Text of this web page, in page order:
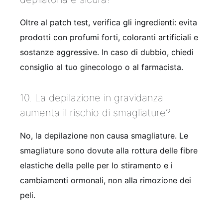
Oltre al patch test, verifica gli ingredienti: evita
prodotti con profumi forti, coloranti artificiali e
sostanze aggressive. In caso di dubbio, chiedi
consiglio al tuo ginecologo o al farmacista.
10. La depilazione in gravidanza
aumenta il rischio di smagliature?
No, la depilazione non causa smagliature. Le
smagliature sono dovute alla rottura delle fibre
elastiche della pelle per lo stiramento e i
cambiamenti ormonali, non alla rimozione dei
peli.